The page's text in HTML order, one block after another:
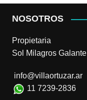
NOSOTROS
Propietaria
Sol Milagros Galante
info@villaortuzar.ar
11 7239-2836